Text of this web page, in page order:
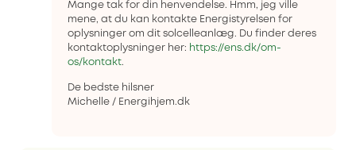
Mange tak for din henvendelse. Hmm, jeg ville
mene, at du kan kontakte Energistyrelsen for
oplysninger om dit solcelleanlæg. Du finder deres
kontaktoplysninger her: https://ens.dk/om-
os/kontakt.
De bedste hilsner
Michelle / Energihjem.dk